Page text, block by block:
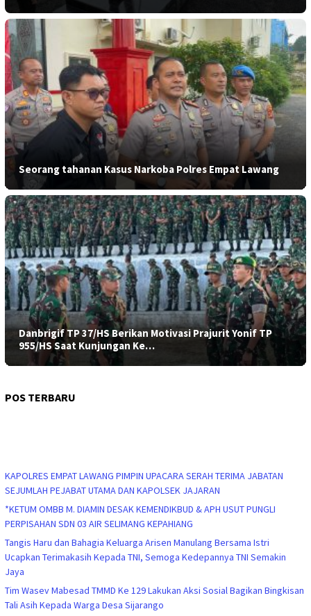
Seorang tahanan Kasus Narkoba Polres Empat Lawang
Danbrigif TP 37/HS Berikan Motivasi Prajurit Yonif TP
955/HS Saat Kunjungan Ke…
POS TERBARU
KAPOLRES EMPAT LAWANG PIMPIN UPACARA SERAH TERIMA JABATAN
SEJUMLAH PEJABAT UTAMA DAN KAPOLSEK JAJARAN
*KETUM OMBB M. DIAMIN DESAK KEMENDIKBUD & APH USUT PUNGLI
PERPISAHAN SDN 03 AIR SELIMANG KEPAHIANG
Tangis Haru dan Bahagia Keluarga Arisen Manulang Bersama Istri
Ucapkan Terimakasih Kepada TNI, Semoga Kedepannya TNI Semakin
Jaya
Tim Wasev Mabesad TMMD Ke 129 Lakukan Aksi Sosial Bagikan Bingkisan
Tali Asih Kepada Warga Desa Sijarango